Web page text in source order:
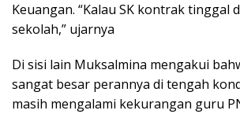
Keuangan. “Kalau SK kontrak tinggal
sekolah,” ujarnya
Di sisi lain Muksalmina mengakui
sangat besar perannya di tengah
masih mengalami kekurangan guru